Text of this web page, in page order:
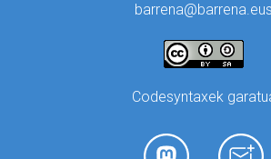
barrena@barrena.eus
Codesyntaxek